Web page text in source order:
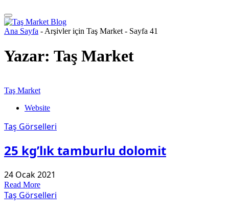
Ana Sayfa - Arşivler için Taş Market - Sayfa 41
Yazar: Taş Market
Taş Market
Website
Taş Görselleri
25 kg’lık tamburlu dolomit
24 Ocak 2021
Read More
Taş Görselleri